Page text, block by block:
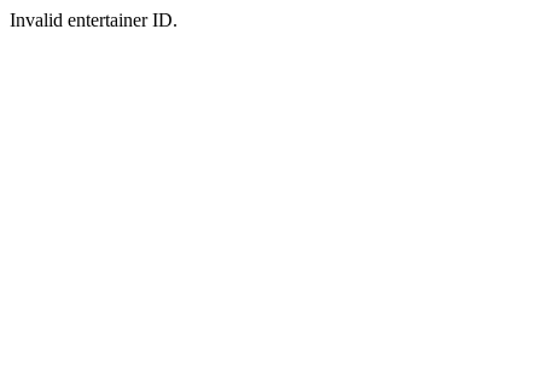
Invalid entertainer ID.